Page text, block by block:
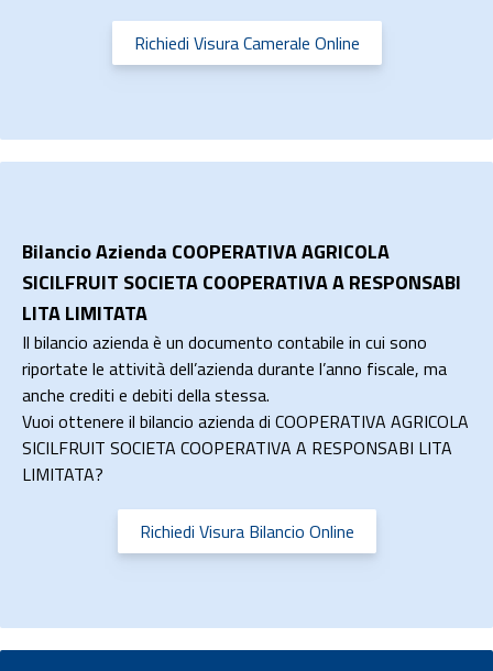
Richiedi Visura Camerale Online
Bilancio Azienda COOPERATIVA AGRICOLA
SICILFRUIT SOCIETA COOPERATIVA A RESPONSABI
LITA LIMITATA
Il bilancio azienda è un documento contabile in cui sono
riportate le attività dell’azienda durante l’anno fiscale, ma
anche crediti e debiti della stessa.
Vuoi ottenere il bilancio azienda di COOPERATIVA AGRICOLA
SICILFRUIT SOCIETA COOPERATIVA A RESPONSABI LITA
LIMITATA?
Richiedi Visura Bilancio Online